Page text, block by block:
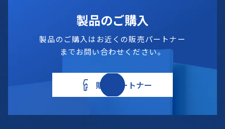
製品のご購入
製品のご購入はお近くの販売パートナー
までお問い合わせください。
販売パートナー